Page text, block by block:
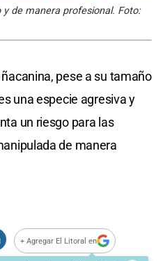
de manera profesional. Foto:
pese a su tamaño
una especie agresiva y
un riesgo para las
de manera
+ Agregar El Litoral en